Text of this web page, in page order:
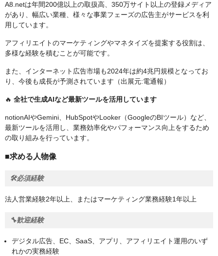
A8.netは年間200億以上の取扱高、350万サイト以上の登録メディア
があり、幅広い業種、様々な事業フェーズの広告主がサービスを利
用しています。
アフィリエイトのマーケティングやマネタイズを提案する役割は、
多様な経験を積むことが可能です。
また、インターネット広告市場も2024年は約4兆円規模となってお
り、今後も成長が予測されています（出展元:電通報）
🔥 全社で生成AIなど最新ツールを活用しています
notionAIやGemini、HubSpotやLooker（GoogleのBIツール）など、
最新ツールを活用し、業務効率化やパフォーマンス向上をするため
の取り組みを行っています。
■求める人物像
🛠️必須経験
法人営業経験2年以上、またはマーケティング業務経験1年以上
🔧歓迎経験
デジタル広告、EC、SaaS、アプリ、アフィリエイト運用のいず
れかの実務経験